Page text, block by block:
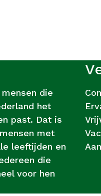
die
het
past. Dat is
met
leeftijden en
die
voor hen